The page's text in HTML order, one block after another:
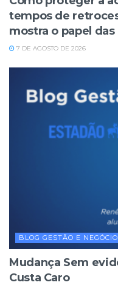
tempos de
mostra o papel
7 DE AGOSTO DE 2026
BLOG GESTÃO E
Mudança Sem
Custa Caro